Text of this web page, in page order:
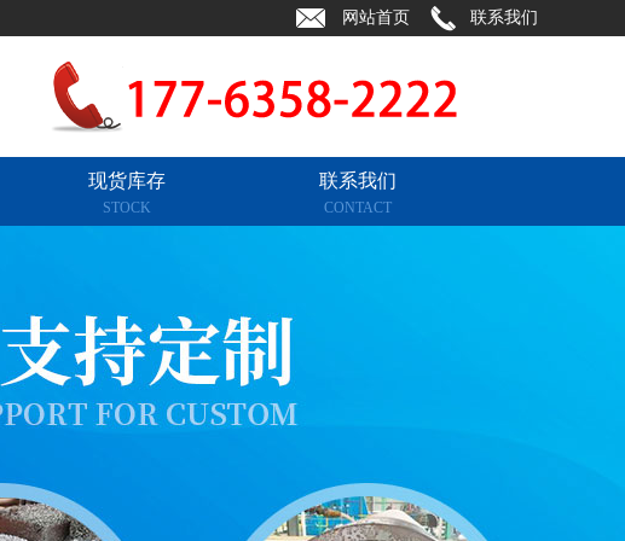
联系我们
网站首页
现货库存
STOCK
联系我们
CONTACT